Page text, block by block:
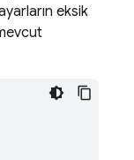
eksik